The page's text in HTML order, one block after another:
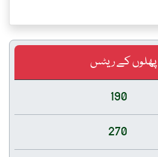
پھلوں کے ریٹس
190
270